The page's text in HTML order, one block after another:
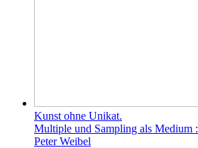
Kunst ohne Unikat.
Multiple und Sampling als Medium :
Peter Weibel